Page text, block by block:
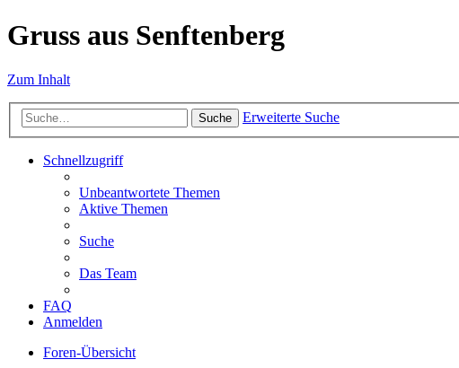
Gruss aus Senftenberg
Zum Inhalt
Suche Erweiterte Suche
Schnellzugriff
Unbeantwortete Themen
Aktive Themen
Suche
Das Team
FAQ
Anmelden
Foren-Übersicht